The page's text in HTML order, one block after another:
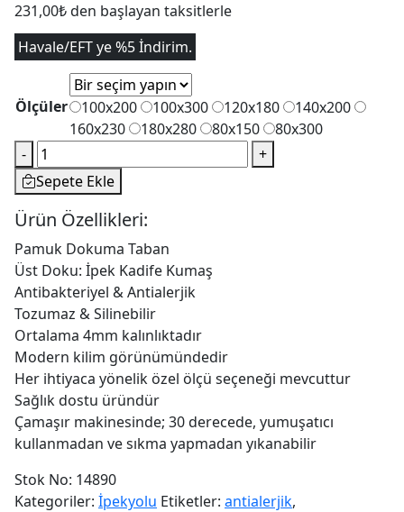
231,00₺ den başlayan taksitlerle
Havale/EFT ye %5 İndirim.
Ölçüler 100x200 100x300 120x180
140x200
160x230
180x280 80x150
80x300
-
Dekoratif
Halı
Dokuma
Taban
MVH-
1803
adet
+
Sepete Ekle
Ürün Özellikleri:
Pamuk Dokuma Taban
Üst Doku: İpek Kadife Kumaş
Antibakteriyel & Antialerjik
Tozumaz & Silinebilir
Ortalama 4mm kalınlıktadır
Modern kilim görünümündedir
Her ihtiyaca yönelik özel ölçü seçeneği mevcuttur
Sağlık dostu üründür
Çamaşır makinesinde; 30 derecede, yumuşatıcı
kullanmadan ve sıkma yapmadan yıkanabilir
Stok No: 14890
Kategoriler: İpekyolu Etiketler: antialerjik,